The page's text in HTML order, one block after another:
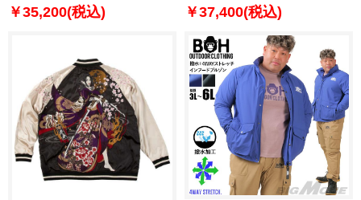
5L 6L
￥35,200(税込)
1253-5301-1 3L 4L 5L 6L 8L
￥37,400(税込)